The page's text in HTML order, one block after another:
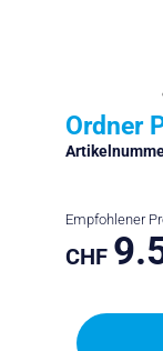
Ordner
Empfohlener
CHF